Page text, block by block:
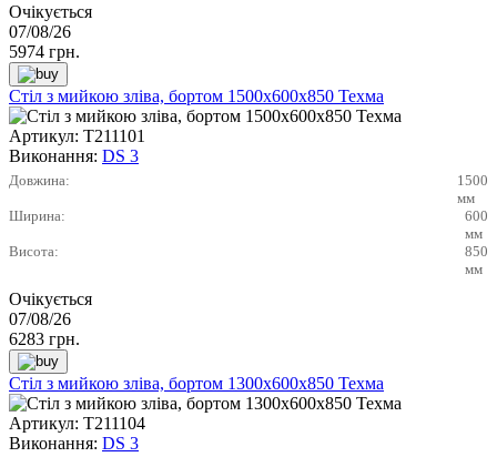
Очікується
07/08/26
5974 грн.
Стіл з мийкою зліва, бортом 1500х600х850 Техма
Артикул: Т211101
Виконання: DS 3
Довжина:
1500
мм
Ширина:
600
мм
Висота:
850
мм
Очікується
07/08/26
6283 грн.
Стіл з мийкою зліва, бортом 1300х600х850 Техма
Артикул: Т211104
Виконання: DS 3